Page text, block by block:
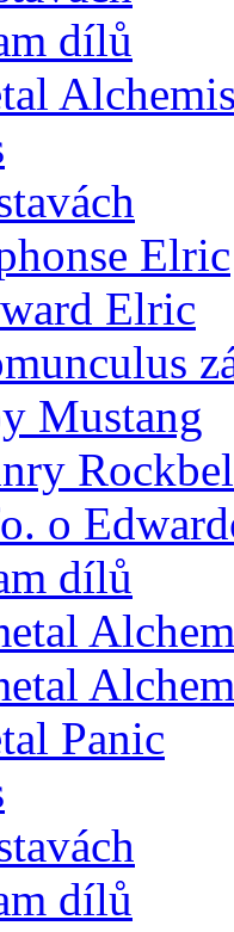
dílů
Elric
Elric
Mustang
o
dílů
Panic
dílů